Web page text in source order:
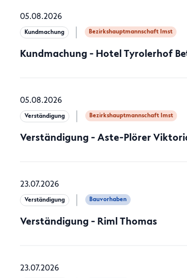
05.08.2026
Kundmachung Bezirkshauptmannschaft Imst
Kundmachung - Hotel Tyrolerhof
05.08.2026
Verständigung Bezirkshauptmannschaft Imst
Verständigung - Aste-Plörer
23.07.2026
Verständigung Bauvorhaben
Verständigung - Riml Thomas
23.07.2026